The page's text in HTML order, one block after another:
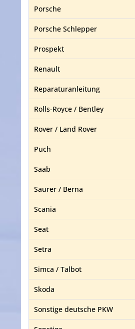
Porsche
Porsche Schlepper
Prospekt
Renault
Reparaturanleitung
Rolls-Royce / Bentley
Rover / Land Rover
Puch
Saab
Saurer / Berna
Scania
Seat
Setra
Simca / Talbot
Skoda
Sonstige deutsche PKW